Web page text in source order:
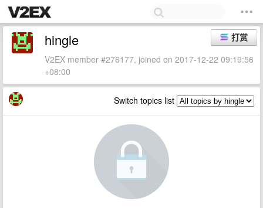
打赏
hingle
V2EX member #276177, joined on 2017-12-22 09:19:56
+08:00
Switch topics list